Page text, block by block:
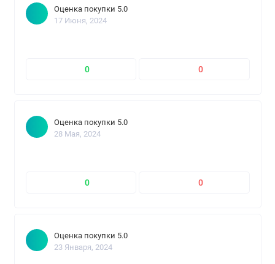
Оценка покупки 5.0
17 Июня, 2024
0 0
Оценка покупки 5.0
28 Мая, 2024
0 0
Оценка покупки 5.0
23 Января, 2024